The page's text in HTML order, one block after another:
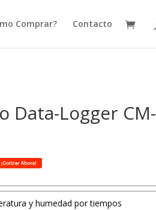
Comprar? Contacto
Logger CM-
y humedad por tiempos